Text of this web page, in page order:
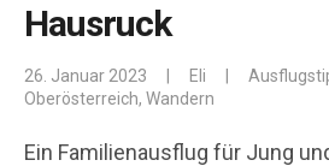
Hausruck
26. Januar 2023 Eli
Oberösterreich, Wandern
Ein Familienausflug für Jung